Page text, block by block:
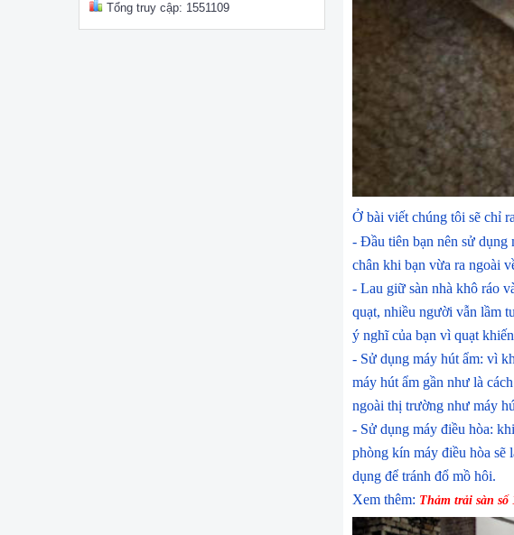
Ở bài viết chúng tôi sẽ chỉ
- Đầu tiên bạn nên sử dụng
chân khi bạn vừa ra ngoài
- Lau giữ sàn nhà khô ráo
quạt, nhiều người vẫn lầm
ý nghĩ của bạn vì quạt
- Sử dụng máy hút ẩm: vì
máy hút ẩm gần như là
ngoài thị trường như máy
- Sử dụng máy điều hòa: khi
phòng kín máy điều hòa sẽ
dụng để tránh đổ mồ hôi.
Xem thêm: Thảm trải sàn
Tổng truy cập: 1551109